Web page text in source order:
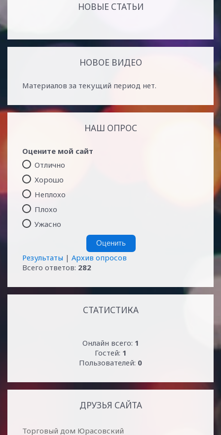
НОВЫЕ СТАТЬИ
НОВОЕ ВИДЕО
Материалов за текущий период нет.
НАШ ОПРОС
Оцените мой сайт
Отлично
Хорошо
Неплохо
Плохо
Ужасно
Результаты | Архив опросов
Всего ответов: 282
СТАТИСТИКА
Онлайн всего: 1
Гостей: 1
Пользователей: 0
ДРУЗЬЯ САЙТА
Торговый дом Юрасовский